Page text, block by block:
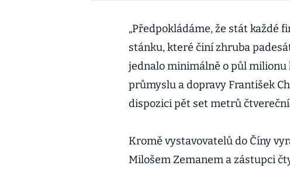
„Předpokládáme, že stát každé
stánku, které činí zhruba
jednalo minimálně o půl milionu
průmyslu a dopravy František
dispozici pět set metrů
Kromě vystavovatelů do Číny
Milošem Zemanem a zástupci